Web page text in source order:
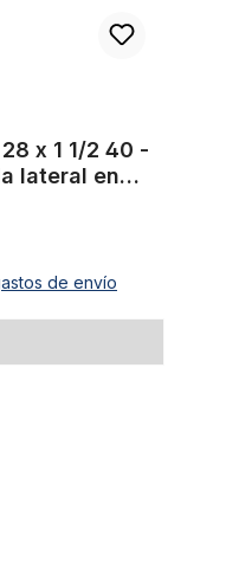
x 1 1/2 40 -
lateral en
de envío
Sclaverand valve for MTB